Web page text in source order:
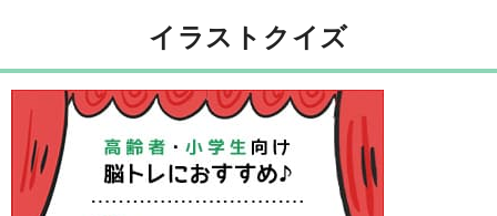
イラストクイズ